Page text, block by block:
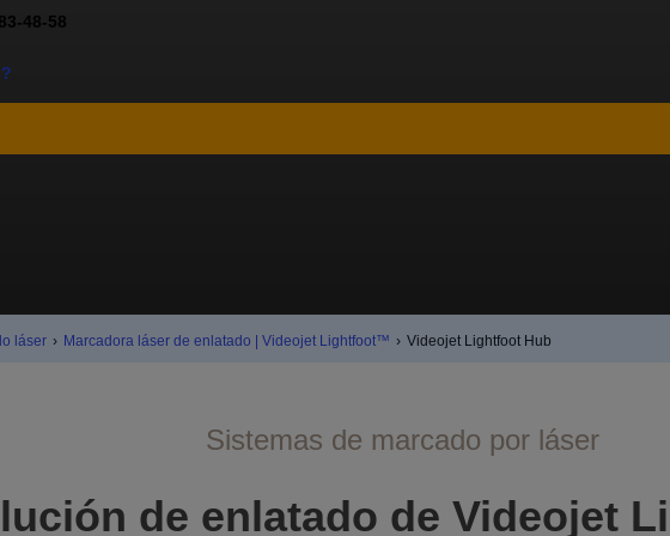
48-58
láser › Marcadora láser de enlatado | Videojet Lightfoot™ › Videojet Lightfoot Hub
Sistemas de marcado por láser
de enlatado de Videojet